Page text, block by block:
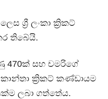
ශ්‍රී ලංකා ක්‍රිකට්
තිබේයි.
470ක් සහ චමරිගේ
කාන්තා ක්‍රිකට් කණ්ඩායම
ලබා ගත්තේය.